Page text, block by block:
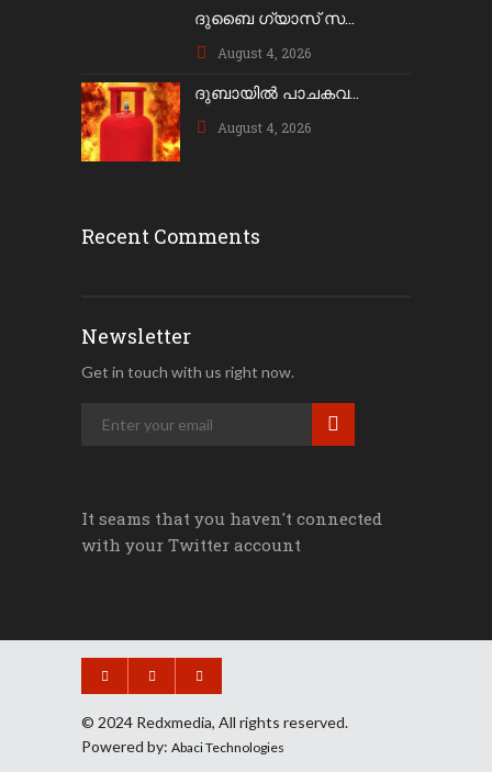
ദുബൈ ഗ്യാസ് സ...
August 4, 2026
ദുബായിൽ പാചകവ...
August 4, 2026
Recent Comments
Newsletter
Get in touch with us right now.
It seams that you haven't connected
with your Twitter account
© 2024 Redxmedia, All rights reserved.
Powered by: Abaci Technologies